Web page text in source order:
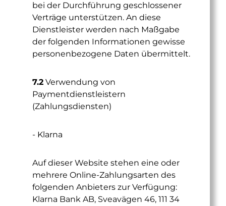
bei der Durchführung geschlossener
Verträge unterstützen. An diese
Dienstleister werden nach Maßgabe
der folgenden Informationen gewisse
personenbezogene Daten übermittelt.
7.2 Verwendung von
Paymentdienstleistern
(Zahlungsdiensten)
- Klarna
Auf dieser Website stehen eine oder
mehrere Online-Zahlungsarten des
folgenden Anbieters zur Verfügung:
Klarna Bank AB, Sveavägen 46, 111 34